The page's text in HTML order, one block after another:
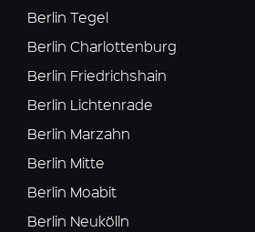
Berlin Tegel
Berlin Charlottenburg
Berlin Friedrichshain
Berlin Lichtenrade
Berlin Marzahn
Berlin Mitte
Berlin Moabit
Berlin Neukölln